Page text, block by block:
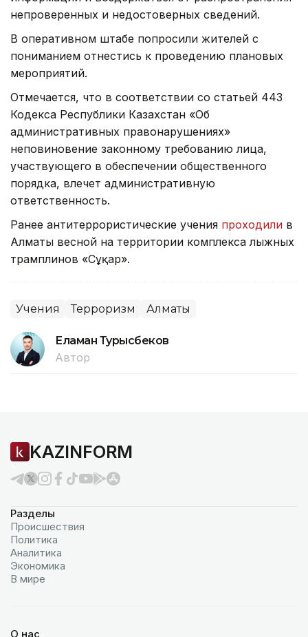
непроверенных и недостоверных сведений.
В оперативном штабе попросили жителей с
пониманием отнестись к проведению плановых
мероприятий.
Отмечается, что в соответствии со статьей 443
Кодекса Республики Казахстан «Об
административных правонарушениях»
неповиновение законному требованию лица,
участвующего в обеспечении общественного
порядка, влечет административную
ответственность.
Ранее антитеррористические учения проходили в
Алматы весной на территории комплекса лыжных
трамплинов «Cұңқар».
Учения Терроризм Алматы
Еламан Турысбеков
Автор
KAZINFORM
Разделы
Происшествия
Политика
Аналитика
Экономика
В мире
О нас